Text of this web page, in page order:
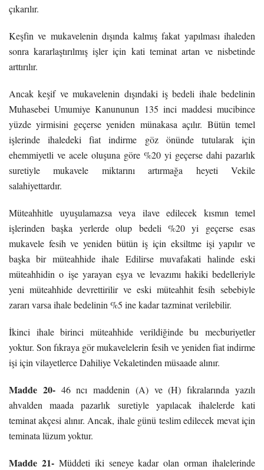
çıkarılır.
Keşfin ve mukavelenin dışında kalmış fakat yapılması ihaleden
sonra kararlaştırılmış işler için kati teminat artan ve nisbetinde
arttırılır.
Ancak keşif ve mukavelenin dışındaki iş bedeli ihale bedelinin
Muhasebei Umumiye Kanununun 135 inci maddesi mucibince
yüzde yirmisini geçerse yeniden münakasa açılır. Bütün temel
işlerinde ihaledeki fiat indirme göz önünde tutularak için
ehemmiyetli ve acele oluşuna göre %20 yi geçerse dahi pazarlık
suretiyle mukavele miktarını artırmağa heyeti Vekile
salahiyettardır.
Müteahhitle uyuşulamazsa veya ilave edilecek kısmın temel
işlerinden başka yerlerde olup bedeli %20 yi geçerse esas
mukavele fesih ve yeniden bütün iş için eksiltme işi yapılır ve
başka bir müteahhide ihale Edilirse muvafakati halinde eski
müteahhidin o işe yarayan eşya ve levazımı hakiki bedelleriyle
yeni müteahhide devrettirilir ve eski müteahhit fesih sebebiyle
zararı varsa ihale bedelinin %5 ine kadar tazminat verilebilir.
İkinci ihale birinci müteahhide verildiğinde bu mecburiyetler
yoktur. Son fıkraya gör mukavelelerin fesih ve yeniden fiat indirme
işi için vilayetlerce Dahiliye Vekaletinden müsaade alınır.
Madde 20-46 ncı maddenin (A) ve (H) fıkralarında yazılı
ahvalden maada pazarlık suretiyle yapılacak ihalelerde kati
teminat akçesi alınır. Ancak, ihale günü teslim edilecek mevat için
teminata lüzum yoktur.
Madde 21-Müddeti iki seneye kadar olan orman ihalelerinde